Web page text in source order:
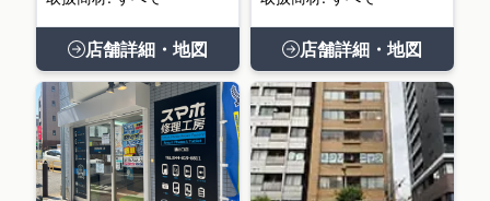
店舗詳細・地図 店舗詳細・地図